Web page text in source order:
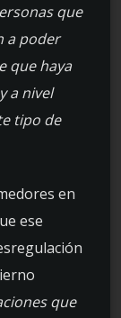
que
a poder
que haya
a nivel
tipo de
en
ese
que